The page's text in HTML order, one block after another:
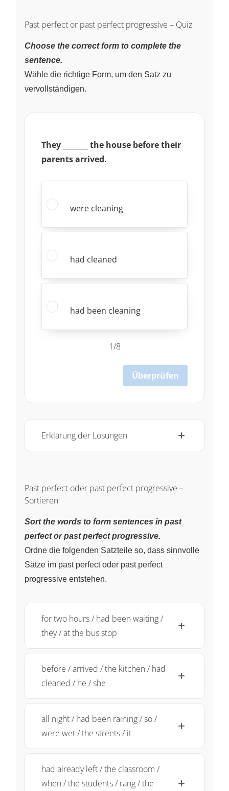
Past perfect or past perfect progressive – Quiz
Choose the correct form to complete the
sentence.
Wähle die richtige Form, um den Satz zu
vervollständigen.
They \underline{~\qquad~}
the house before their
parents arrived.
were cleaning
had cleaned
had been cleaning
1/8
Überprüfen
Erklärung der Lösungen
Past perfect oder past perfect progressive –
Sortieren
Sort the words to form sentences in past
perfect or past perfect progressive.
Ordne die folgenden Satzteile so, dass sinnvolle
Sätze im past perfect oder past perfect
progressive entstehen.
for two hours / had been waiting /
they / at the bus stop
before / arrived / the kitchen / had
cleaned / he / she
all night / had been raining / so /
were wet / the streets / it
had already left / the classroom /
when / the students / rang / the